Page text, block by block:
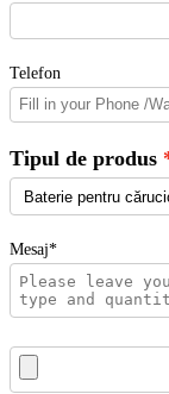
Telefon
Tipul de produs
Mesaj*